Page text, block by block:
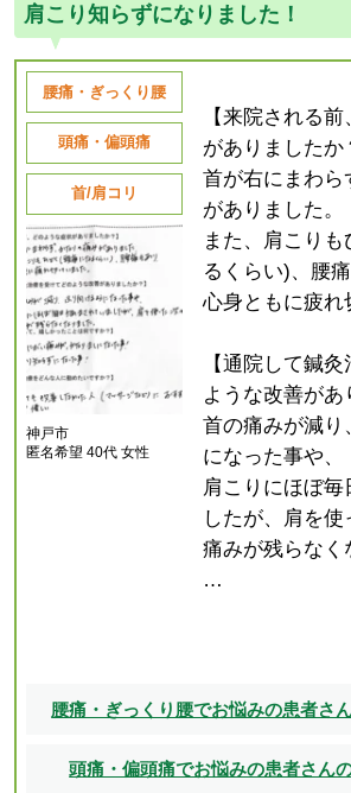
肩こり知らずになりました！
腰痛・ぎっくり腰
頭痛・偏頭痛
首/肩コリ
神戸市
匿名希望 40代 女性
【来院される
がありましたか
首が右にまわら
がありました。
また、肩こり
るくらい)、腰痛
心身ともに疲れ
【通院して鍼
ような改善があ
首の痛みが減り
になった事や、
肩こりにほぼ毎
したが、肩を
痛みが残らなく
…
腰痛・ぎっくり腰でお悩みの患者さ
頭痛・偏頭痛でお悩みの患者さん